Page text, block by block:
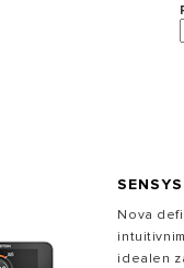
Nova
idealen